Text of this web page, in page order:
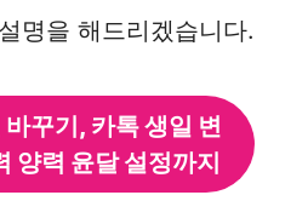
명을 해드리겠습니다.
꾸기, 카톡 생일 변
양력 윤달 설정까지